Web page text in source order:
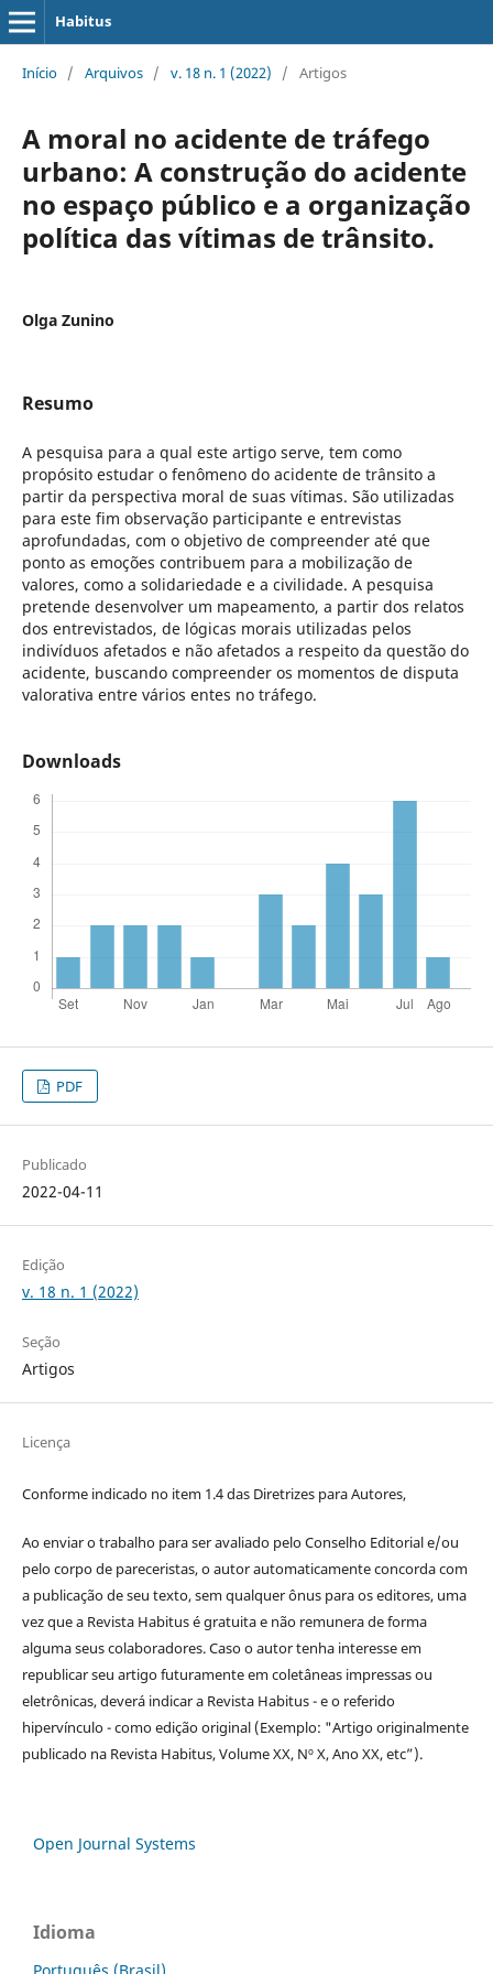
Habitus
Início / Arquivos / v. 18 n. 1 (2022) / Artigos
A moral no acidente de tráfego
urbano: A construção do acidente
no espaço público e a organização
política das vítimas de trânsito.
Olga Zunino
Resumo
A pesquisa para a qual este artigo serve, tem como
propósito estudar o fenômeno do acidente de trânsito a
partir da perspectiva moral de suas vítimas. São utilizadas
para este fim observação participante e entrevistas
aprofundadas, com o objetivo de compreender até que
ponto as emoções contribuem para a mobilização de
valores, como a solidariedade e a civilidade. A pesquisa
pretende desenvolver um mapeamento, a partir dos relatos
dos entrevistados, de lógicas morais utilizadas pelos
indivíduos afetados e não afetados a respeito da questão do
acidente, buscando compreender os momentos de disputa
valorativa entre vários entes no tráfego.
Downloads
PDF
Publicado
2022-04-11
Edição
v. 18 n. 1 (2022)
Seção
Artigos
Licença
Conforme indicado no item 1.4 das Diretrizes para Autores,
Ao enviar o trabalho para ser avaliado pelo Conselho Editorial e/ou
pelo corpo de pareceristas, o autor automaticamente concorda com
a publicação de seu texto, sem qualquer ônus para os editores, uma
vez que a Revista Habitus é gratuita e não remunera de forma
alguma seus colaboradores. Caso o autor tenha interesse em
republicar seu artigo futuramente em coletâneas impressas ou
eletrônicas, deverá indicar a Revista Habitus - e o referido
hipervínculo - como edição original (Exemplo: "Artigo originalmente
publicado na Revista Habitus, Volume XX, Nº X, Ano XX, etc”).
Open Journal Systems
Idioma